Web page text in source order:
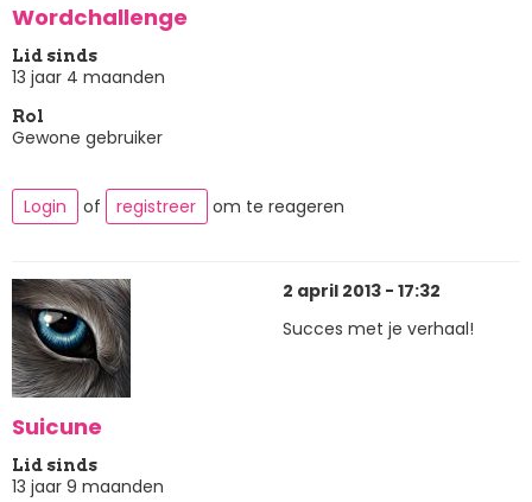
Wordchallenge
Lid sinds
13 jaar 4 maanden
Rol
Gewone gebruiker
Login of registreer om te reageren
Suicune
Lid sinds
13 jaar 9 maanden
2 april 2013 - 17:32
Succes met je verhaal!